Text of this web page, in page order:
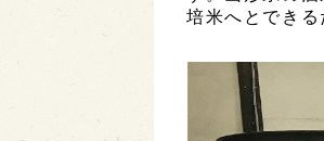
培米へとできる